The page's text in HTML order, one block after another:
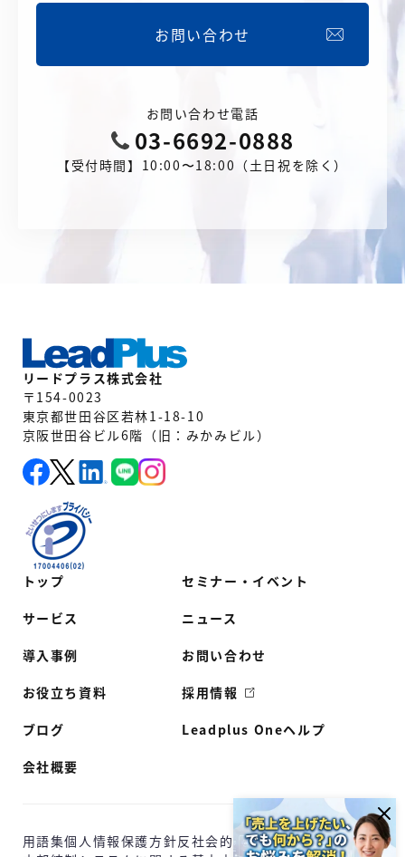
お問い合わせ
お問い合わせ電話
03-6692-0888
【受付時間】10:00〜18:00（土日祝を除く）
トップ
サービス
導入事例
お役立ち資料
ブログ
会社概要
セミナー・イベント
ニュース
お問い合わせ
採用情報
Leadplus Oneヘルプ
リードプラス株式会社
〒154-0023
東京都世田谷区若林1-18-10
京阪世田谷ビル6階（旧：みかみビル）
用語集個人情報保護方針反社会的勢力に対する基本方針